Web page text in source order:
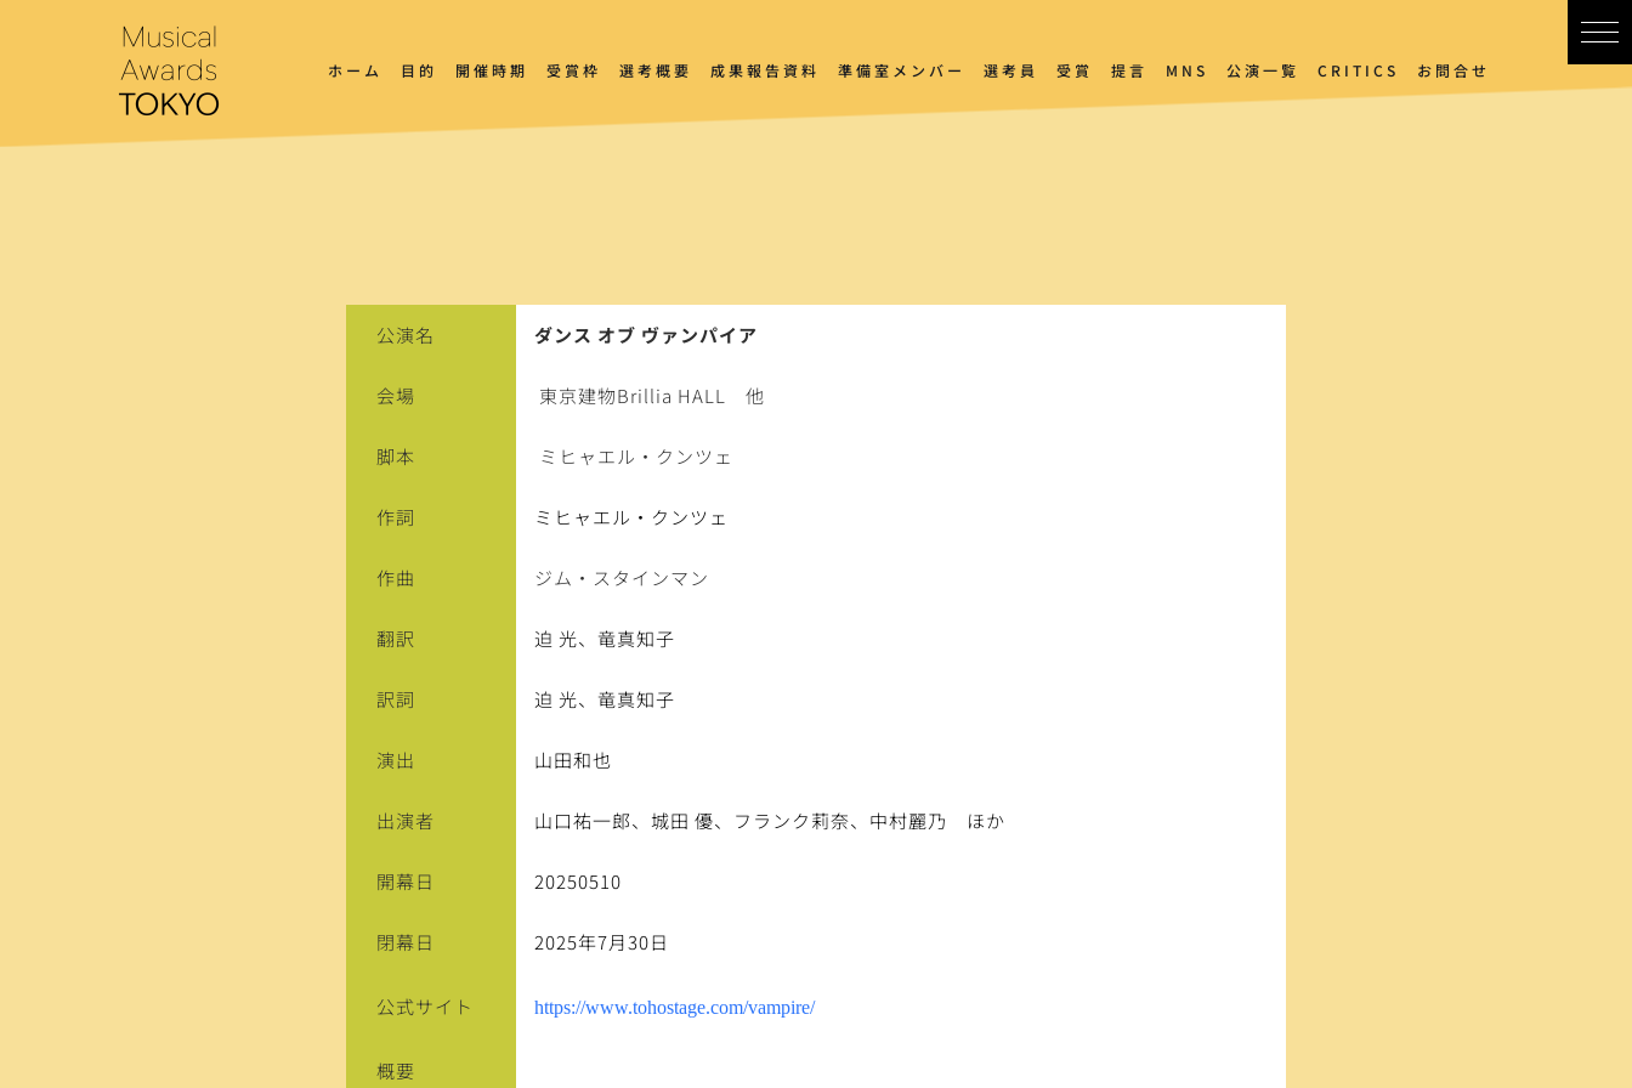
ホーム 目的 開催時期 受賞枠 選考概要 成果報告資料 準備室メンバー 選考員 受賞 提言 MNS 公演一覧 CRITICS お問合せ
公演名 ダンス オブ ヴァンパイア
会場 東京建物Brillia HALL　他
脚本 ミヒャエル・クンツェ
作詞 ミヒャエル・クンツェ
作曲 ジム・スタインマン
翻訳 迫 光、竜真知子
訳詞 迫 光、竜真知子
演出 山田和也
出演者 山口祐一郎、城田 優、フランク莉奈、中村麗乃　ほか
開幕日 20250510
閉幕日 2025年7月30日
公式サイト https://www.tohostage.com/vampire/
概要